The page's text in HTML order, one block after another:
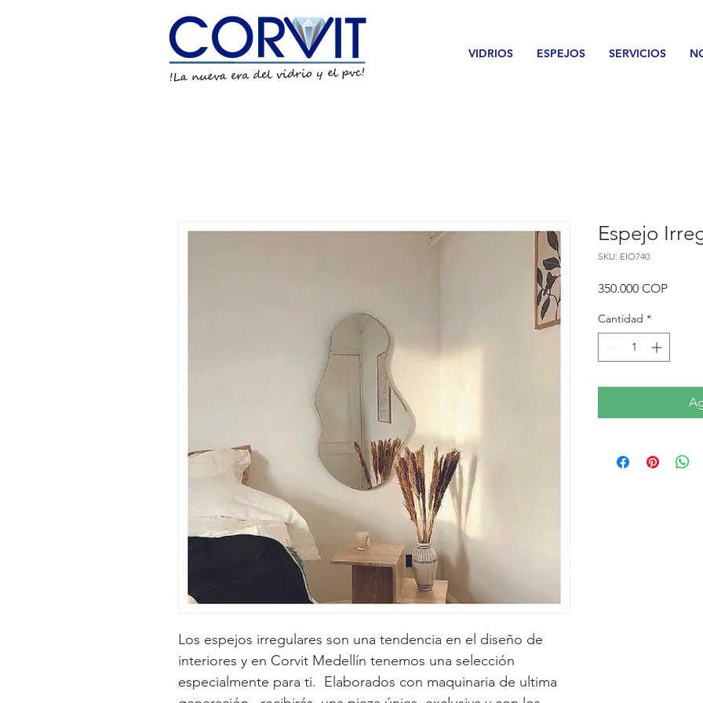
VIDRIOS ESPEJOS SERVICIOS
Los espejos irregulares son una tendencia en el diseño de
interiores y en Corvit Medellín tenemos una selección
especialmente para ti.  Elaborados con maquinaria de ultima
Espejo
SKU: EIO740
350.000 COPPrecio
Cantidad *